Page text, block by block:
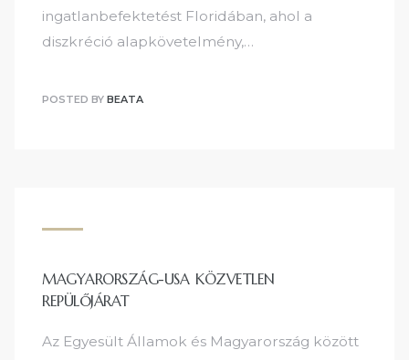
ingatlanbefektetést Floridában, ahol a
diszkréció alapkövetelmény,…
POSTED BY BEATA
MAGYARORSZÁG-USA KÖZVETLEN
REPÜLŐJÁRAT
Az Egyesült Államok és Magyarország között